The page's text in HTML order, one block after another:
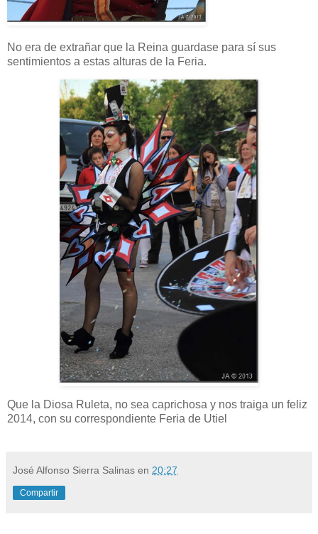
No era de extrañar que la Reina guardase para sí sus
sentimientos a estas alturas de la Feria.
Que la Diosa Ruleta, no sea caprichosa y nos traiga un feliz
2014, con su correspondiente Feria de Utiel
José Alfonso Sierra Salinas en 20:27
Compartir